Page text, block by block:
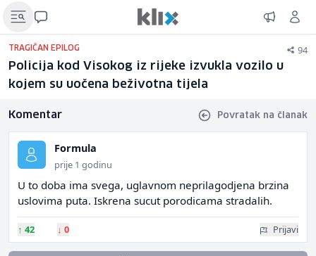
TRAGIČAN EPILOG 94
Policija kod Visokog iz rijeke izvukla vozilo u
kojem su uočena beživotna tijela
Komentar Povratak na članak
Formula
prije 1 godinu
U to doba ima svega, uglavnom neprilagodjena brzina
uslovima puta. Iskrena sucut porodicama stradalih.
↑ 42 ↓ 0 Prijavi